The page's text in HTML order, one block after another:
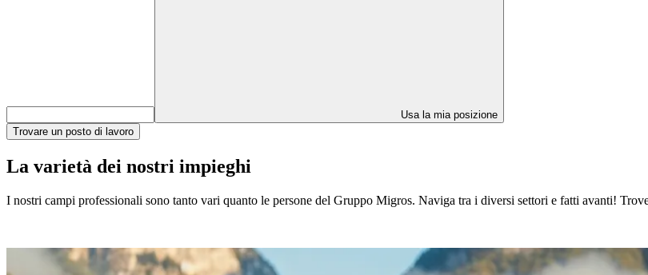
Usa la mia posizione
Trovare un posto di lavoro
La varietà dei nostri impieghi
I nostri campi professionali sono tanto vari quanto le persone del Gruppo Migros. Naviga tra i diversi settori e fatti avanti!